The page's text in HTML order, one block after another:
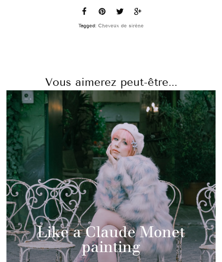
Tagged: Cheveux de sirène
Vous aimerez peut-être...
Like a Claude Monet
painting